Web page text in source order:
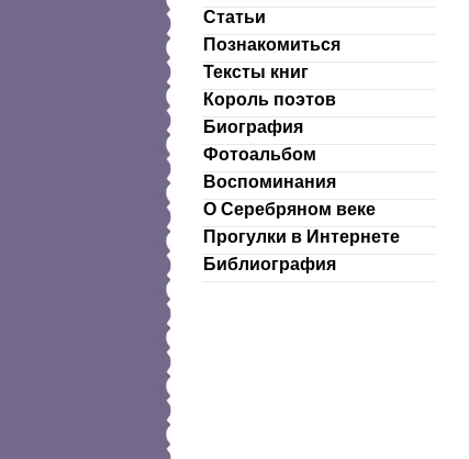
Статьи
Познакомиться
Тексты книг
Король поэтов
Биография
Фотоальбом
Воспоминания
О Серебряном веке
Прогулки в Интернете
Библиография